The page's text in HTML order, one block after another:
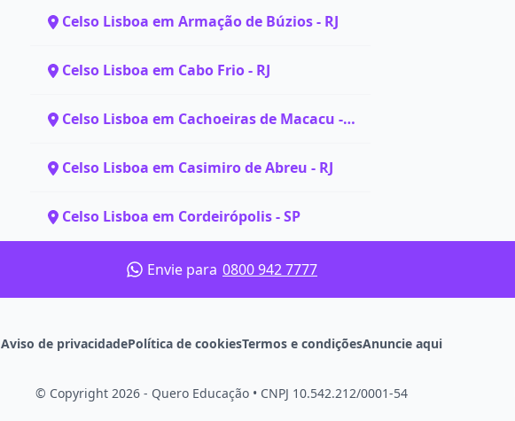
Celso Lisboa em Armação de Búzios - RJ
Celso Lisboa em Cabo Frio - RJ
Celso Lisboa em Cachoeiras de Macacu -
Celso Lisboa em Casimiro de Abreu - RJ
Celso Lisboa em Cordeirópolis - SP
Envie para 0800 942 7777
Aviso de privacidadePolítica de cookiesTermos e condiçõesAnuncie aqui
© Copyright 2026 - Quero Educação • CNPJ 10.542.212/0001-54